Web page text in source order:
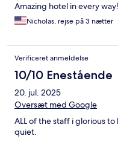
Amazing hotel in every
Nicholas, rejse på 3 nætter
Verificeret anmeldelse
10/10 Enestående
20. jul. 2025
Oversæt med Google
ALL of the staff i glorious
quiet.